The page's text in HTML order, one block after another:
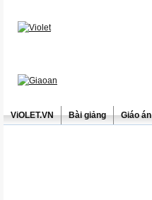
ViOLET.VN Bài giảng Giáo án